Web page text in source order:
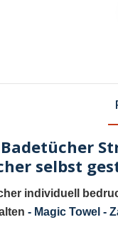
selbst
individuell
- Magic Towel -